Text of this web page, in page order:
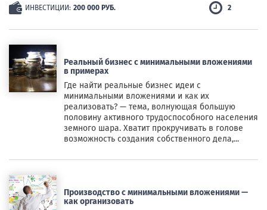
ИНВЕСТИЦИИ: 200 000 РУБ. 2
Реальный бизнес с минимальными вложениями
в примерах
Где найти реальные бизнес идеи с
минимальными вложениями и как их
реализовать? — тема, волнующая большую
половину активного трудоспособного населения
земного шара. Хватит прокручивать в голове
возможность создания собственного дела,...
Производство с минимальными вложениями —
как организовать